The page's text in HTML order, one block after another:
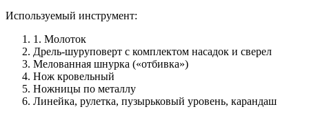
Используемый инструмент:
1. Молоток
Дрель-шуруповерт с комплектом насадок и сверел
Мелованная шнурка («отбивка»)
Нож кровельный
Ножницы по металлу
Линейка, рулетка, пузырьковый уровень, карандаш